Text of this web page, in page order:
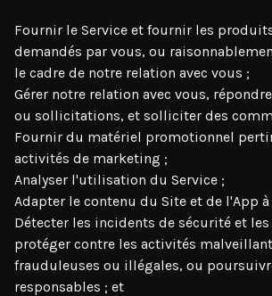
Fournir le Service et fournir les
demandés par vous, ou
le cadre de notre relation avec vous ;
Gérer notre relation avec vous,
ou sollicitations, et solliciter des
Fournir du matériel promotionnel
activités de marketing ;
Analyser l'utilisation du Service ;
Adapter le contenu du Site et de l'App
Détecter les incidents de sécurité et
protéger contre les activités
frauduleuses ou illégales, ou
responsables ; et